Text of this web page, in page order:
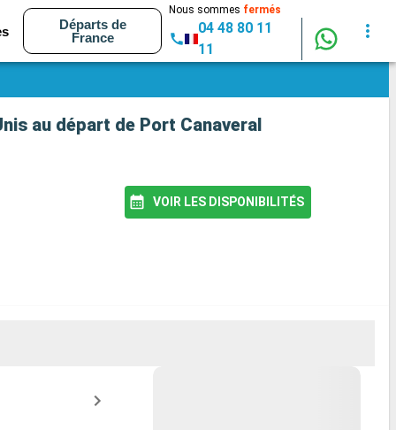
Départs de
France
Nous sommes fermés
04 48 80 11
11
au départ de Port Canaveral
VOIR LES DISPONIBILITÉS